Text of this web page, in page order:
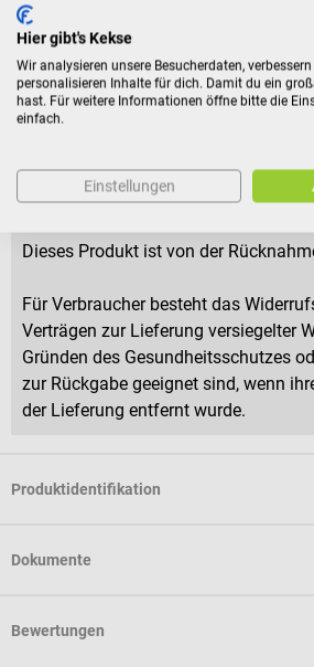
Lieferumfang
1 Meloq EasyAngle – Digitales
1 USB-Kabel
Rückgabebedingungen
Dieses Produkt ist von der
Für Verbraucher besteht das
Verträgen zur Lieferung versiegelter
Gründen des Gesundheitsschutzes
zur Rückgabe geeignet sind, wenn
der Lieferung entfernt wurde.
Produktidentifikation
Dokumente
Bewertungen
Hier gibt's Kekse
Wir analysieren unsere Besucherdaten,
personalisieren Inhalte für dich. Damit du ein
hast. Für weitere Informationen öffne bitte die
einfach.
Einstellungen